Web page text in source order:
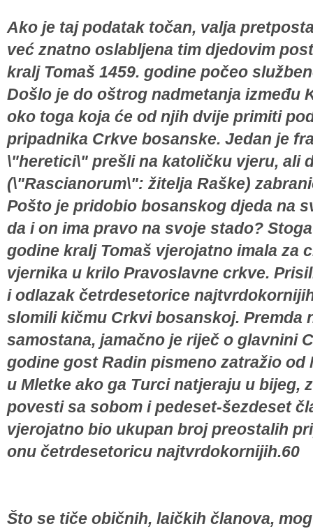
Ako je taj podatak točan, valja
već znatno oslabljena tim djedovim
kralj Tomaš 1459. godine počeo
Došlo je do oštrog nadmetanja između
oko toga koja će od njih dvije primiti
pripadnika Crkve bosanske. Jedan je
\"heretici\" prešli na katoličku vjeru, ali
(\"Rascianorum\": žitelja Raške)
Pošto je pridobio bosanskog djeda na
da i on ima pravo na svoje stado?
godine kralj Tomaš vjerojatno imala za
vjernika u krilo Pravoslavne crkve.
i odlazak četrdesetorice
slomili kičmu Crkvi bosanskoj. Premda
samostana, jamačno je riječ o glavnini
godine gost Radin pismeno zatražio
u Mletke ako ga Turci natjeraju u bijeg,
povesti sa sobom i pedeset-šezdeset
vjerojatno bio ukupan broj preostalih
onu četrdesetoricu najtvrdokornijih.60
Što se tiče običnih, laičkih članova,